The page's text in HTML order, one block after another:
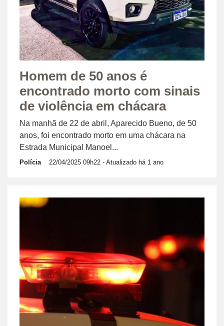
Homem de 50 anos é
encontrado morto com sinais
de violência em chácara
Na manhã de 22 de abril, Aparecido Bueno, de 50
anos, foi encontrado morto em uma chácara na
Estrada Municipal Manoel...
Polícia 22/04/2025 09h22 - Atualizado há 1 ano